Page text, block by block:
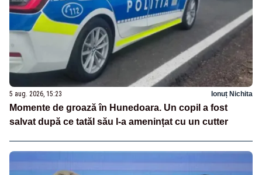
5 aug. 2026, 15:23 Ionuț Nichita
Momente de groază în Hunedoara. Un copil a fost
salvat după ce tatăl său l-a amenințat cu un cutter